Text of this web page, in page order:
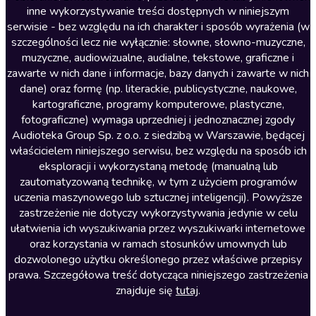
Literatura faktu
Literatura obyczajowa
Literatura piękna obca
Literatura piękna polska
Nagrania relaksacyjne
Nauka języków
Nauki humanistyczne
Podcasty i audycje
Polityka
Prasa
Religia
Romans
inne wykorzystywanie treści dostępnych w niniejszym
serwisie - bez względu na ich charakter i sposób wyrażenia (w
szczególności lecz nie wyłącznie: słowne, słowno-muzyczne,
muzyczne, audiowizualne, audialne, tekstowe, graficzne i
zawarte w nich dane i informacje, bazy danych i zawarte w nich
dane) oraz formę (np. literackie, publicystyczne, naukowe,
kartograficzne, programy komputerowe, plastyczne,
fotograficzne) wymaga uprzedniej i jednoznacznej zgody
Audioteka Group Sp. z o.o. z siedzibą w Warszawie, będącej
właścicielem niniejszego serwisu, bez względu na sposób ich
eksploracji i wykorzystaną metodę (manualną lub
zautomatyzowaną technikę, w tym z użyciem programów
uczenia maszynowego lub sztucznej inteligencji). Powyższe
zastrzeżenie nie dotyczy wykorzystywania jedynie w celu
ułatwienia ich wyszukiwania przez wyszukiwarki internetowe
oraz korzystania w ramach stosunków umownych lub
dozwolonego użytku określonego przez właściwe przepisy
prawa. Szczegółowa treść dotycząca niniejszego zastrzeżenia
znajduje się tutaj.